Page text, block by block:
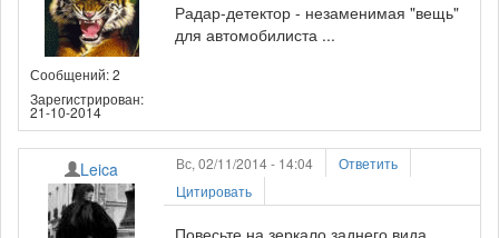
Сообщений: 2
Зарегистрирован:
21-10-2014
Радар-детектор - незаменимая "вещь"
для автомобилиста ...
Leica Вс, 02/11/2014 - 14:04
Ответить
Цитировать
Повесьте на зеркало заднего вида